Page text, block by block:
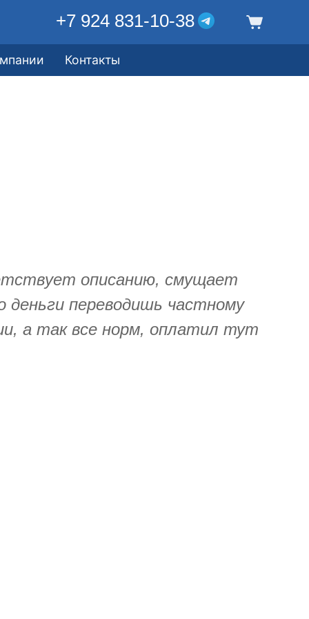
+7 924 831-10-38
Контакты
описанию, смущает
деньги переводишь частному
а так все норм, оплатил тут